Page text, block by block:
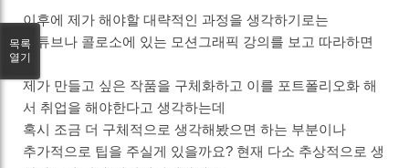
이후에 제가 해야할 대략적인 과정을 생각하기로는
유튜브나 콜로소에 있는 모션그래픽 강의를 보고 따라하면
서
제가 만들고 싶은 작품을 구체화하고 이를 포트폴리오화 해
서 취업을 해야한다고 생각하는데
혹시 조금 더 구체적으로 생각해봤으면 하는 부분이나
추가적으로 팁을 주실게 있을까요? 현재 다소 추상적으로 생
목록
열기